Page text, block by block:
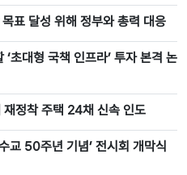
표 달성 위해 정부와 총력 대응
초대형 국책 인프라’ 투자 본격 논
재정착 주택 24채 신속 인도
교 50주년 기념’ 전시회 개막식